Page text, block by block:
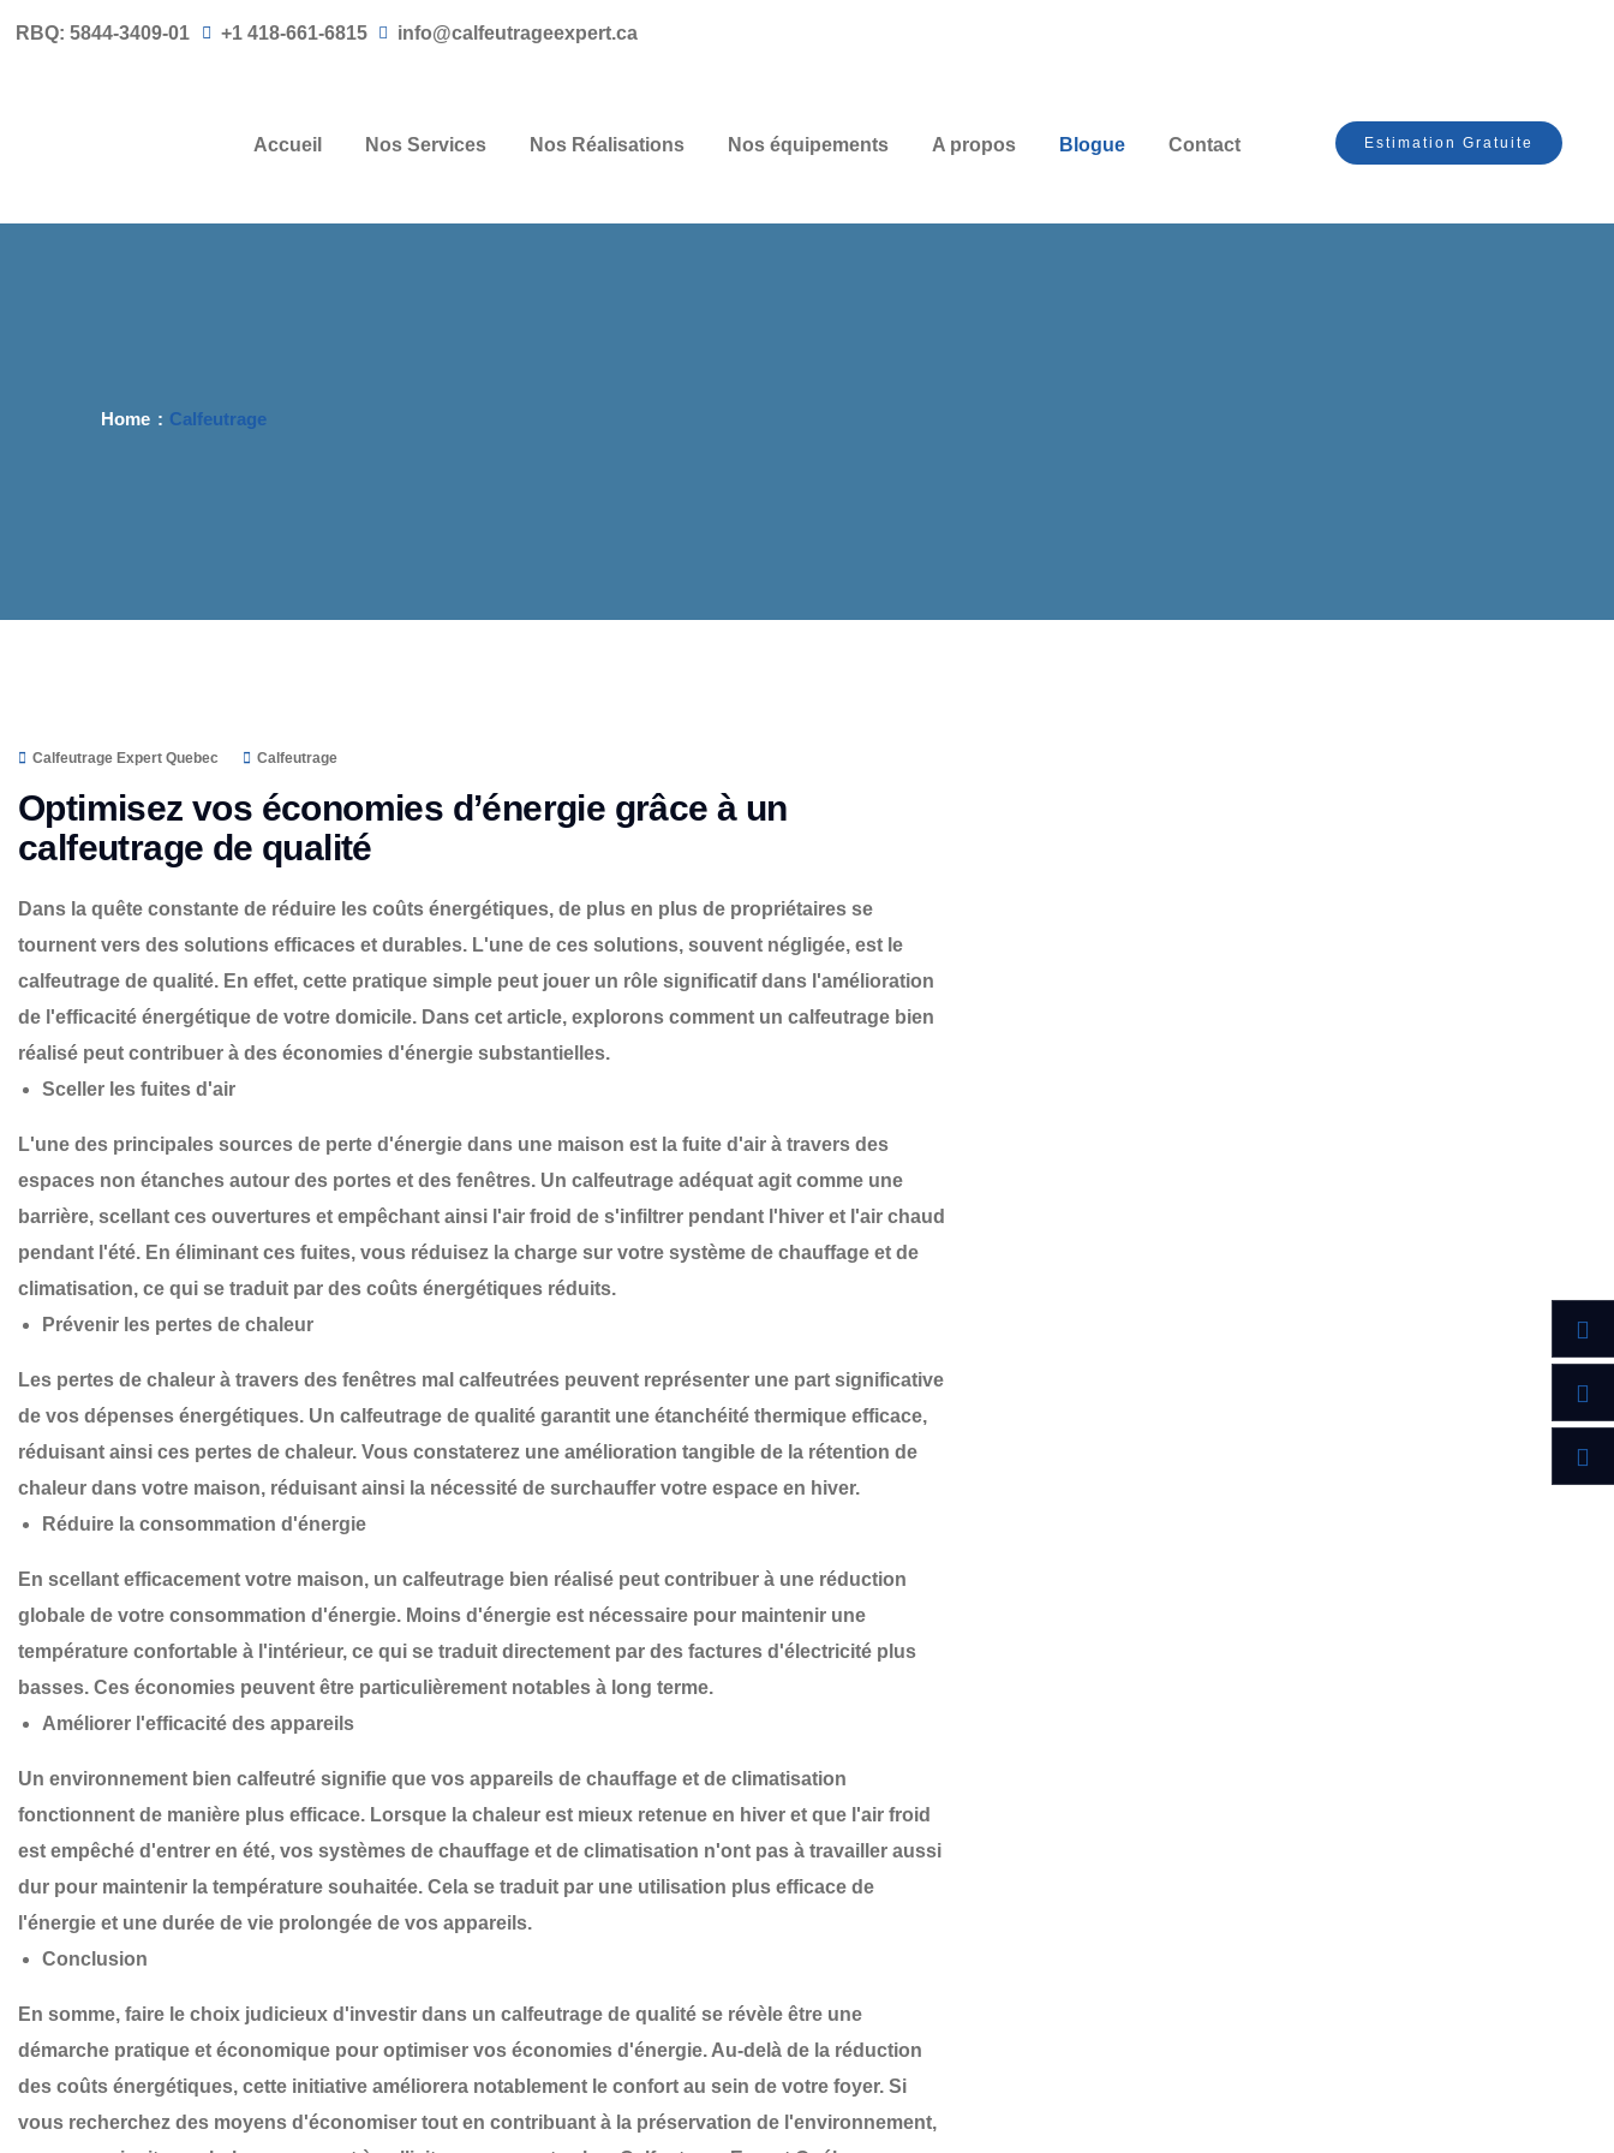
RBQ: 5844-3409-01 +1 418-661-6815 info@calfeutrageexpert.ca
Accueil Nos Services Nos Réalisations Nos équipements A propos Blogue Contact Estimation Gratuite
Home Calfeutrage
Calfeutrage Expert Quebec Calfeutrage
Optimisez vos économies d’énergie grâce à un
calfeutrage de qualité
Dans la quête constante de réduire les coûts énergétiques, de plus en plus de propriétaires se
tournent vers des solutions efficaces et durables. L'une de ces solutions, souvent négligée, est le
calfeutrage de qualité. En effet, cette pratique simple peut jouer un rôle significatif dans l'amélioration
de l'efficacité énergétique de votre domicile. Dans cet article, explorons comment un calfeutrage bien
réalisé peut contribuer à des économies d'énergie substantielles.
Sceller les fuites d'air
L'une des principales sources de perte d'énergie dans une maison est la fuite d'air à travers des
espaces non étanches autour des portes et des fenêtres. Un calfeutrage adéquat agit comme une
barrière, scellant ces ouvertures et empêchant ainsi l'air froid de s'infiltrer pendant l'hiver et l'air chaud
pendant l'été. En éliminant ces fuites, vous réduisez la charge sur votre système de chauffage et de
climatisation, ce qui se traduit par des coûts énergétiques réduits.
Prévenir les pertes de chaleur
Les pertes de chaleur à travers des fenêtres mal calfeutrées peuvent représenter une part significative
de vos dépenses énergétiques. Un calfeutrage de qualité garantit une étanchéité thermique efficace,
réduisant ainsi ces pertes de chaleur. Vous constaterez une amélioration tangible de la rétention de
chaleur dans votre maison, réduisant ainsi la nécessité de surchauffer votre espace en hiver.
Réduire la consommation d'énergie
En scellant efficacement votre maison, un calfeutrage bien réalisé peut contribuer à une réduction
globale de votre consommation d'énergie. Moins d'énergie est nécessaire pour maintenir une
température confortable à l'intérieur, ce qui se traduit directement par des factures d'électricité plus
basses. Ces économies peuvent être particulièrement notables à long terme.
Améliorer l'efficacité des appareils
Un environnement bien calfeutré signifie que vos appareils de chauffage et de climatisation
fonctionnent de manière plus efficace. Lorsque la chaleur est mieux retenue en hiver et que l'air froid
est empêché d'entrer en été, vos systèmes de chauffage et de climatisation n'ont pas à travailler aussi
dur pour maintenir la température souhaitée. Cela se traduit par une utilisation plus efficace de
l'énergie et une durée de vie prolongée de vos appareils.
Conclusion
En somme, faire le choix judicieux d'investir dans un calfeutrage de qualité se révèle être une
démarche pratique et économique pour optimiser vos économies d'énergie. Au-delà de la réduction
des coûts énergétiques, cette initiative améliorera notablement le confort au sein de votre foyer. Si
vous recherchez des moyens d'économiser tout en contribuant à la préservation de l'environnement,